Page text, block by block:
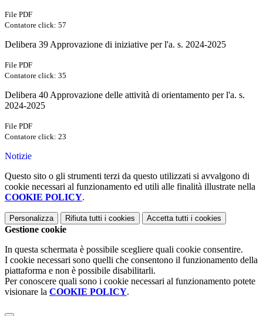
File PDF
Contatore click: 57
Delibera 39 Approvazione di iniziative per l'a. s. 2024-2025
File PDF
Contatore click: 35
Delibera 40 Approvazione delle attività di orientamento per l'a. s.
2024-2025
File PDF
Contatore click: 23
Notizie
Questo sito o gli strumenti terzi da questo utilizzati si avvalgono di
cookie necessari al funzionamento ed utili alle finalità illustrate nella
COOKIE POLICY.
Personalizza Rifiuta tutti i cookies Accetta tutti i cookies
Gestione cookie
In questa schermata è possibile scegliere quali cookie consentire.
I cookie necessari sono quelli che consentono il funzionamento della
piattaforma e non è possibile disabilitarli.
Per conoscere quali sono i cookie necessari al funzionamento potete
visionare la COOKIE POLICY.